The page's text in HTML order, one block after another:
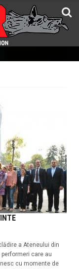
a Ateneului din
care au
cu momente de